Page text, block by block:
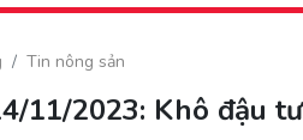
Tin nông sản
11/2023: Khô đậu